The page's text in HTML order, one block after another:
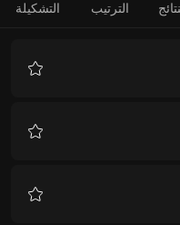
الترتيب التشكيلة